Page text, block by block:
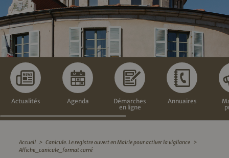
Actualités Agenda
Démarches
en ligne
Annuaires
Accueil > Canicule. Le registre ouvert en Mairie pour activer la vigilance >
Affiche_canicule_format carré